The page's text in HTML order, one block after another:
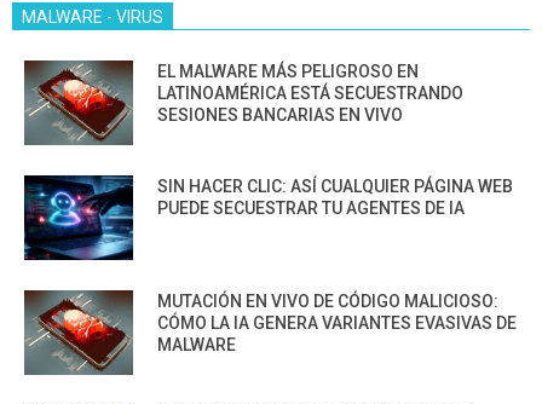
MALWARE - VIRUS
EL MALWARE MÁS PELIGROSO EN
LATINOAMÉRICA ESTÁ SECUESTRANDO
SESIONES BANCARIAS EN VIVO
SIN HACER CLIC: ASÍ CUALQUIER PÁGINA WEB
PUEDE SECUESTRAR TU AGENTES DE IA
MUTACIÓN EN VIVO DE CÓDIGO MALICIOSO:
CÓMO LA IA GENERA VARIANTES EVASIVAS DE
MALWARE